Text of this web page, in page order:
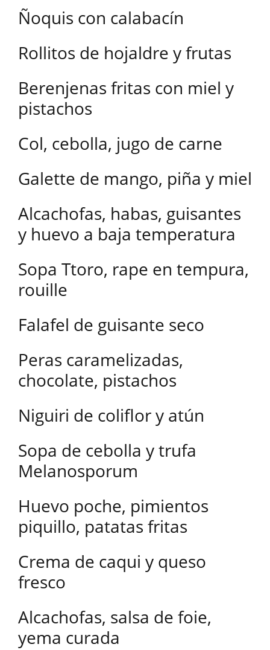
Ñoquis con calabacín
Rollitos de hojaldre y frutas
Berenjenas fritas con miel y
pistachos
Col, cebolla, jugo de carne
Galette de mango, piña y miel
Alcachofas, habas, guisantes
y huevo a baja temperatura
Sopa Ttoro, rape en tempura,
rouille
Falafel de guisante seco
Peras caramelizadas,
chocolate, pistachos
Niguiri de coliflor y atún
Sopa de cebolla y trufa
Melanosporum
Huevo poche, pimientos
piquillo, patatas fritas
Crema de caqui y queso
fresco
Alcachofas, salsa de foie,
yema curada